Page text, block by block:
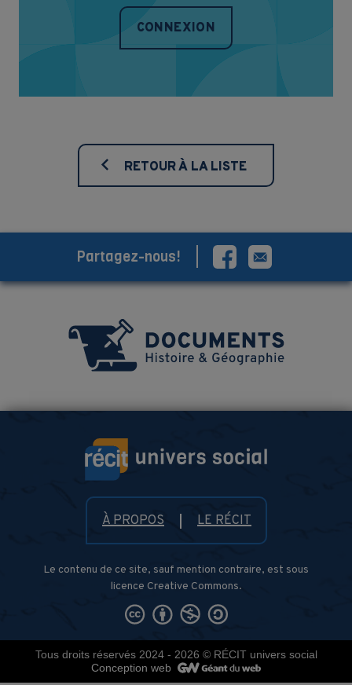
CONNEXION
RETOUR À LA LISTE
À PROPOS LE RÉCIT
Le contenu de ce site, sauf mention contraire, est sous
licence Creative Commons.
Partagez-nous!
Tous droits réservés 2024 - 2026 © RÉCIT univers social
Conception web